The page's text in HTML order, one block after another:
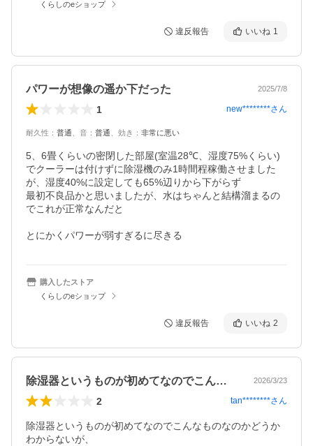
くらしのeショップ
違反報告 いいね 1
パワーが想像の遥か下だった 2025/7/8
1 new********さん
耐久性 ： 普通 音 ： 普通 効き ： 非常に悪い
5、6畳くらいの密閉した部屋(室温28℃、湿度75%くらい)
でクーラーは付けずに除湿機のみ1時間程稼働させました
が、湿度40%に設定しても65%辺りから下がらず
最初不良品かと思いましたが、水はちゃんと結構溜まるの
でこれが正常なんだと
とにかくパワーが弱すぎるに尽きる
購入したストア
くらしのeショップ
違反報告 いいね 2
除湿器というものが初めてなのでこんなも… 2026/3/23
2 tan********さん
除湿器というものが初めてなのでこんなものなのかどうか
わからないが、